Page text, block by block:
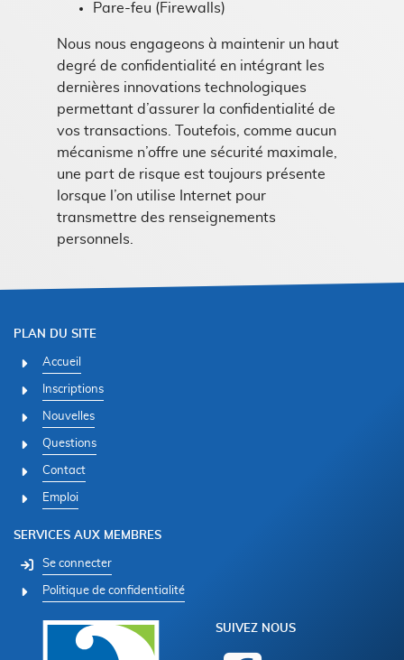
Pare-feu (Firewalls)
Nous nous engageons à maintenir un haut
degré de confidentialité en intégrant les
dernières innovations technologiques
permettant d’assurer la confidentialité de
vos transactions. Toutefois, comme aucun
mécanisme n’offre une sécurité maximale,
une part de risque est toujours présente
lorsque l’on utilise Internet pour
transmettre des renseignements
personnels.
PLAN DU SITE
Accueil
Inscriptions
Nouvelles
Questions
Contact
Emploi
SERVICES AUX MEMBRES
Se connecter
Politique de confidentialité
SUIVEZ NOUS